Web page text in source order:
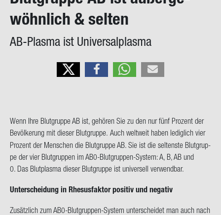
wöhn­lich & sel­ten
AB-​Plasma ist Uni­ver­sal­plas­ma
Wenn Ihre Blut­grup­pe AB ist, ge­hö­ren Sie zu den nur fünf Pro­zent der
Be­völ­ke­rung mit die­ser Blut­grup­pe. Auch welt­weit haben le­dig­lich vier
Pro­zent der Men­schen die Blut­grup­pe AB. Sie ist die sel­tens­te Blut­grup­
pe der vier Blut­grup­pen im AB0-​Blutgruppen-System: A, B, AB und
0. Das Blut­plas­ma die­ser Blut­grup­pe ist uni­ver­sell ver­wend­bar.
Un­ter­schei­dung in Rhe­sus­fak­tor po­si­tiv und ne­ga­tiv
Zu­sätz­lich zum AB0-​Blutgruppen-System un­ter­schei­det man auch nach